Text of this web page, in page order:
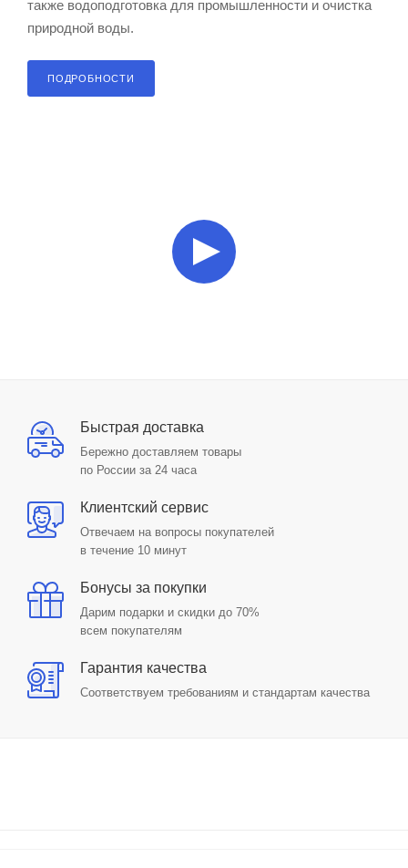
также водоподготовка для промышленности и очистка
природной воды.
ПОДРОБНОСТИ
Быстрая доставка
Бережно доставляем товары
по России за 24 часа
Клиентский сервис
Отвечаем на вопросы покупателей
в течение 10 минут
Бонусы за покупки
Дарим подарки и скидки до 70%
всем покупателям
Гарантия качества
Соответствуем требованиям и стандартам качества